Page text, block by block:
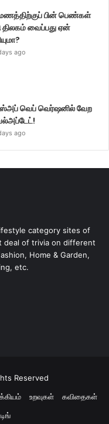
பின் பெண்கள்
திலகம் வைப்பது ஏன்
ago
வெப் வெர்ஷனில் வேற
ago
category sites of
deal of trivia on different
Home & Garden,
etc.
Reserved
உறவுகள்
கவிதைகள்